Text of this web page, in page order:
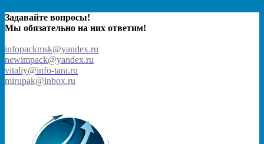
Задавайте вопросы!
Мы обязательно на них ответим!
infopackmsk@yandex.ru
newimpack@yandex.ru
vitaliy@info-tara.ru
mirupak@inbox.ru